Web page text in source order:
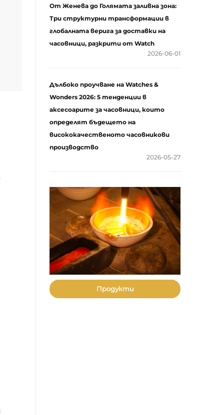
От Женева до Голямата заливна зона:
Три структурни трансформации в
глобалната верига за доставки на
часовници, разкрити от Watch
2026-06-01
Дълбоко проучване на Watches &
Wonders 2026: 5 тенденции в
аксесоарите за часовници, които
определят бъдещето на
висококачественото часовникови
производство
2026-05-27
Продукти